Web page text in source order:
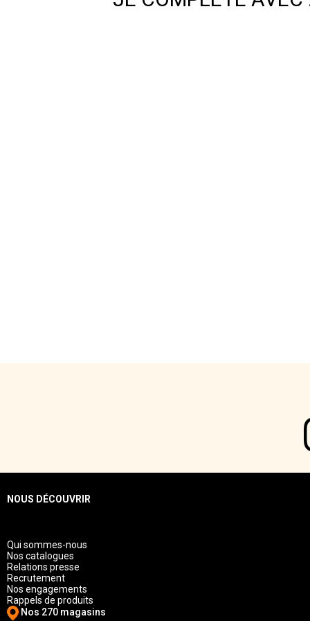
NOUS DÉCOUVRIR
Qui sommes-nous
Nos catalogues
Relations presse
Recrutement
Nos engagements
Rappels de produits
Nos 270 magasins